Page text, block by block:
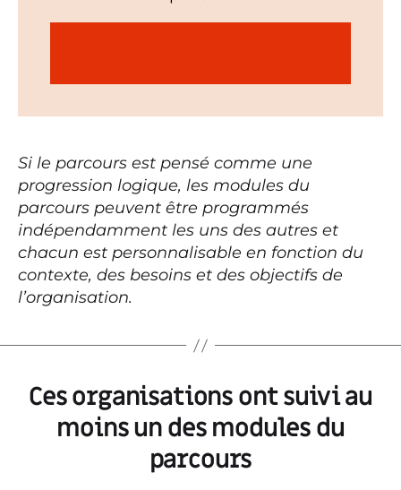
Si le parcours est pensé comme une
progression logique, les modules du
parcours peuvent être programmés
indépendamment les uns des autres et
chacun est personnalisable en fonction du
contexte, des besoins et des objectifs de
l’organisation.
Ces organisations ont suivi au
moins un des modules du
parcours